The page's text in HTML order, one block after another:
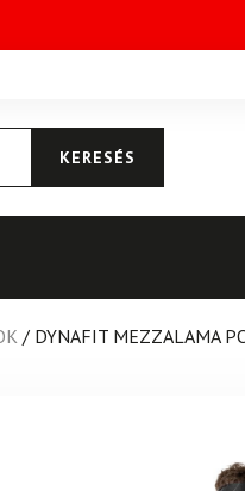
KERESÉS
/ DYNAFIT MEZZALAMA